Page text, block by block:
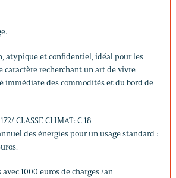
atypique et confidentiel, idéal pour les
caractère recherchant un art de vivre
immédiate des commodités et du bord de
CLASSE CLIMAT: C 18
des énergies pour un usage standard :
1000 euros de charges /an